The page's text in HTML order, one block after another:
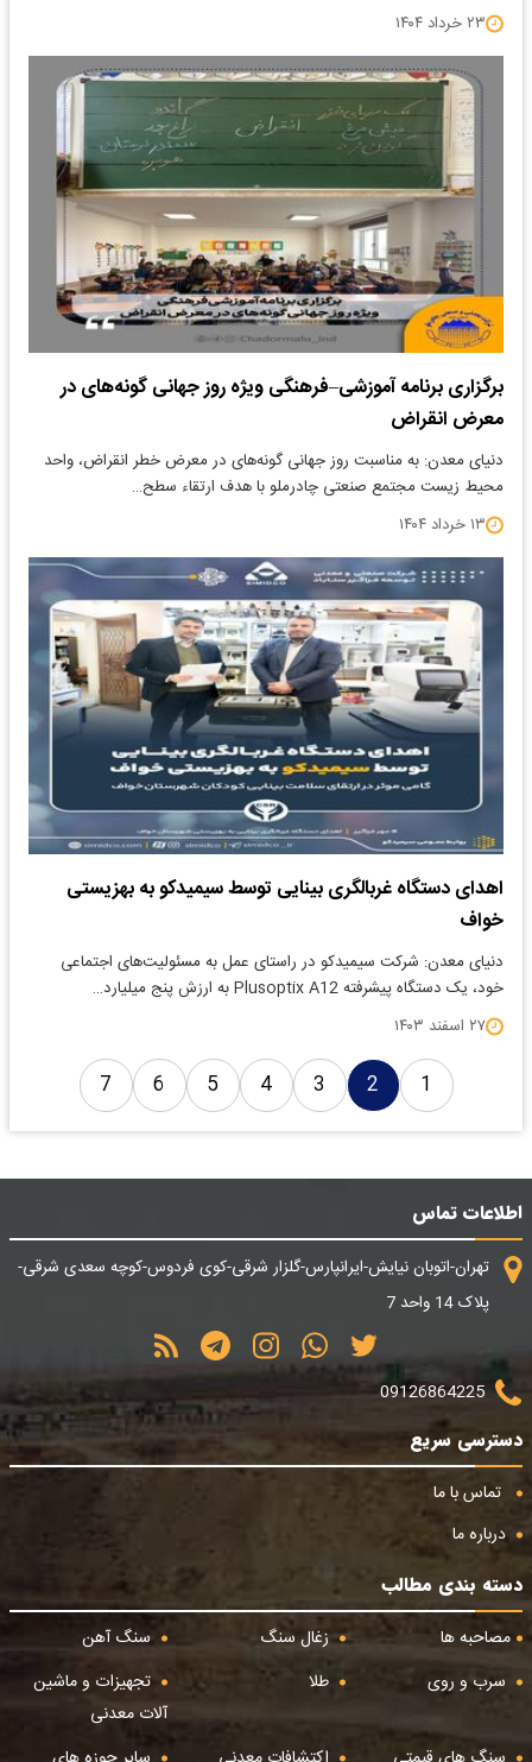
۲۳ خرداد ۱۴۰۴
برگزاری برنامه آموزشی–فرهنگی ویژه روز جهانی گونه‌های در
معرض انقراض
دنیای معدن: به مناسبت روز جهانی گونه‌های در معرض خطر انقراض، واحد
محیط زیست مجتمع صنعتی چادرملو با هدف ارتقاء سطح…
۱۳ خرداد ۱۴۰۴
اهدای دستگاه غربالگری بینایی توسط سیمیدکو به بهزیستی
خواف
دنیای معدن: شرکت سیمیدکو در راستای عمل به مسئولیت‌های اجتماعی
خود، یک دستگاه پیشرفته Plusoptix A12 به ارزش پنج میلیارد…
۲۷ اسفند ۱۴۰۳
1
2
3
4
5
6
7
اطلاعات تماس
تهران-اتوبان نیایش-ایرانپارس-گلزار شرقی-کوی فردوس-کوچه سعدی شرقی-
پلاک 14 واحد 7
09126864225
دسترسی سریع
تماس با ما
درباره ما
دسته بندی مطالب
مصاحبه ها
زغال سنگ
سنگ آهن
سرب و روی
طلا
تجهیزات و ماشین
آلات معدنی